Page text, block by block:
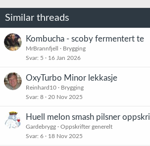
Similar threads
Kombucha - scoby fermentert te
MrBrannfjell
Brygging
Svar 5 16 Jan 2026
OxyTurbo Minor lekkasje
Reinhard10
Brygging
Svar 8 20 Nov 2025
Huell melon smash pilsner
Gardebrygg
Oppskrifter generelt
Svar 6 18 Nov 2025